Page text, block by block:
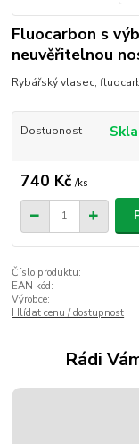
Fluocarbon s
neuvěřitelnou
Rybářský vlasec,
Dostupnost
740 Kč /ks
Číslo produktu:
EAN kód:
Výrobce:
Hlídat cenu / dostupnost
Rádi